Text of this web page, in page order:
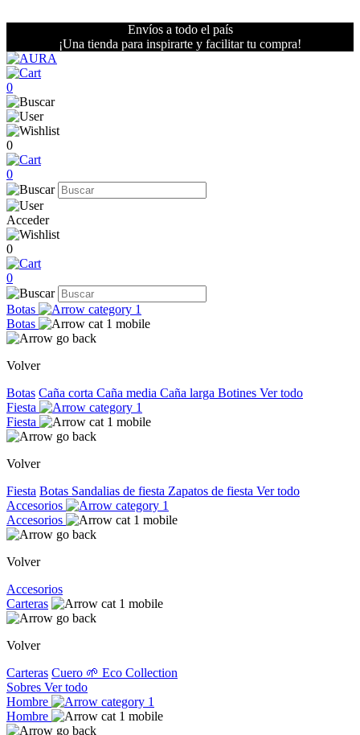
Envíos a todo el país
¡Una tienda para inspirarte y facilitar tu compra!
0
0
0
Acceder
0
0
Botas
Botas
Volver
Botas Caña corta Caña media Caña larga Botines Ver todo
Fiesta
Fiesta
Volver
Fiesta Botas Sandalias de fiesta Zapatos de fiesta Ver todo
Accesorios
Accesorios
Volver
Accesorios
Carteras
Volver
Carteras Cuero 🌱 Eco Collection
Sobres Ver todo
Hombre
Hombre